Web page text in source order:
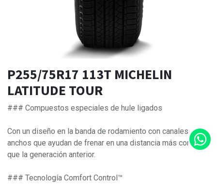
P255/75R17 113T MICHELIN
LATITUDE TOUR
### Compuestos especiales de hule ligados
Con un diseño en la banda de rodamiento con canales
anchos que ayudan de frenar en una distancia más corta
que la generación anterior.
### Tecnología Comfort Control™